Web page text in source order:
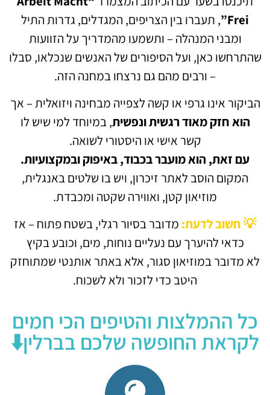
Frei” , תעברו בין הצריפים, המגדלים, גדרות התיל
ומבני המנהלה – ותשמעו מהמדריך על הזוועות
שהתרחשו כאן, ועל הסיפורים של האנשים שנכלאו, סבלו
– ורבים מהם גם נרצחו במחנה הזה.
הביקור אינו גרפי או קשה לצפייה מבחינה ויזואלית – אך
הוא חזק מאוד רגשית ונפשית, במיוחד למי שיש לו
קשר אישי או היסטורי לשואה.
עם זאת, הוא מועבר בכבוד, באיפוק ובמקצועיות.
המקום הוסב לאתר זיכרון, ויש בו שלטים באנגלית,
מוזיאון קטן, ואווירה שקטה ומכבדת.
💡 חשוב לדעת: מדובר בסיור רגלי, בשטח פתוח – אז
כדאי להיערך עם נעליים נוחות, מים, וכובע בקיץ
לא מדובר במוזיאון סגור, אלא באתר אותנטי שמתוחזק
היטב כדי לזכור ולא לשכוח.
כל ההמלצות והטיפים הכי חמים
לקראת החופשה שלכם בברלין⬇️